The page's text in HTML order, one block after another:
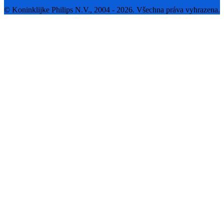
© Koninklijke Philips N.V., 2004 - 2026. Všechna práva vyhrazena.